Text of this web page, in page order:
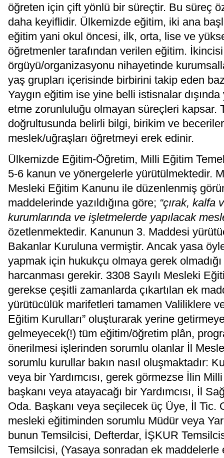
öğreten için çift yönlü bir süreçtir. Bu süreç
daha keyiflidir. Ülkemizde eğitim, iki ana
eğitim yani okul öncesi, ilk, orta, lise ve
öğretmenler tarafından verilen eğitim.
örgüyü/organizasyonu nihayetinde
yaş grupları içerisinde birbirini takip eden
Yaygın eğitim ise yine belli istisnalar
etme zorunluluğu olmayan süreçleri kapsar.
doğrultusunda belirli bilgi, birikim ve
meslek/uğraşları öğretmeyi erek edinir.
Ülkemizde Eğitim-Öğretim, Milli Eğitim
5-6 kanun ve yönergelerle yürütülmektedir.
Mesleki Eğitim Kanunu ile düzenlenmiş
maddelerinde yazıldığına göre; “çırak, kalfa
kurumlarında ve işletmelerde yapılacak
özetlenmektedir. Kanunun 3. Maddesi
Bakanlar Kuruluna vermiştir. Ancak yasa
yapmak için hukukçu olmaya gerek
harcanması gerekir. 3308 Sayılı Mesleki
gerekse çeşitli zamanlarda çıkartılan ek
yürütücülük marifetleri tamamen Valiliklere
Eğitim Kurulları” oluşturarak yerine
gelmeyecek(!) tüm eğitim/öğretim plân,
önerilmesi işlerinden sorumlu olanlar İl
sorumlu kurullar bakın nasıl oluşmaktadır:
veya bir Yardımcısı, gerek görmezse İlin
başkanı veya atayacağı bir Yardımcısı, İl
Oda. Başkanı veya seçilecek üç Üye, İl
mesleki eğitiminden sorumlu Müdür veya
bunun Temsilcisi, Defterdar, İŞKUR
Temsilcisi, (Yasaya sonradan ek